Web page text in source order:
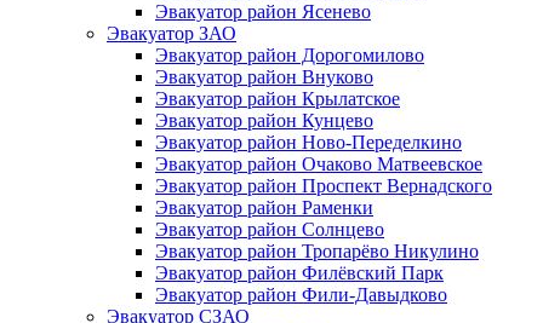
Эвакуатор район Ясенево
Эвакуатор ЗАО
Эвакуатор район Дорогомилово
Эвакуатор район Внуково
Эвакуатор район Крылатское
Эвакуатор район Кунцево
Эвакуатор район Ново-Переделкино
Эвакуатор район Очаково Матвеевское
Эвакуатор район Проспект Вернадского
Эвакуатор район Раменки
Эвакуатор район Солнцево
Эвакуатор район Тропарёво Никулино
Эвакуатор район Филёвский Парк
Эвакуатор район Фили-Давыдково
Эвакуатор СЗАО